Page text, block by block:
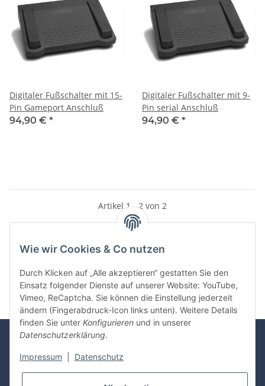
Digitaler Fußschalter mit 15-
Pin Gameport Anschluß
94,90 € *
Digitaler Fußschalter mit 9-
Pin serial Anschluß
94,90 € *
Artikel 1 - 2 von 2
Wie wir Cookies & Co nutzen
Durch Klicken auf „Alle akzeptieren“ gestatten Sie den
Einsatz folgender Dienste auf unserer Website: YouTube,
Vimeo, ReCaptcha. Sie können die Einstellung jederzeit
ändern (Fingerabdruck-Icon links unten). Weitere Details
finden Sie unter Konfigurieren und in unserer
Datenschutzerklärung.
Impressum Datenschutz